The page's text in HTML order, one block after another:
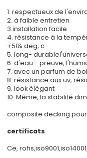
1. respectueux de
2. à faible entretien
3.installation facile
4. résistance à la
+51& deg; c
5. long-
6. d'eau.- preuve,
7. avec un parfum de
8. résistance aux uv,
9. look élégant
10. Même, la stabilité
composite decking
certificats
Ce,